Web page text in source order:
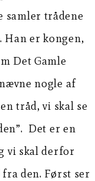
samler trådene
Han er kongen,
Det Gamle
nogle af
tråd, vi skal se
Det er en
vi skal derfor
den. Først ser